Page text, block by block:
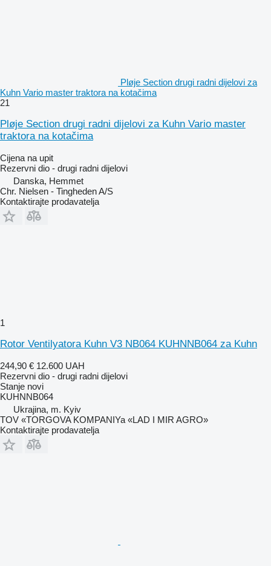
Pløje Section drugi radni dijelovi za
Kuhn Vario master traktora na kotačima
21
Pløje Section drugi radni dijelovi za Kuhn Vario master
traktora na kotačima
Cijena na upit
Rezervni dio - drugi radni dijelovi
Danska, Hemmet
Chr. Nielsen - Tingheden A/S
Kontaktirajte prodavatelja
1
Rotor Ventilyatora Kuhn V3 NB064 KUHNNB064 za Kuhn
244,90 € 12.600 UAH
Rezervni dio - drugi radni dijelovi
Stanje novi
KUHNNB064
Ukrajina, m. Kyiv
TOV «TORGOVA KOMPANIYa «LAD I MIR AGRO»
Kontaktirajte prodavatelja